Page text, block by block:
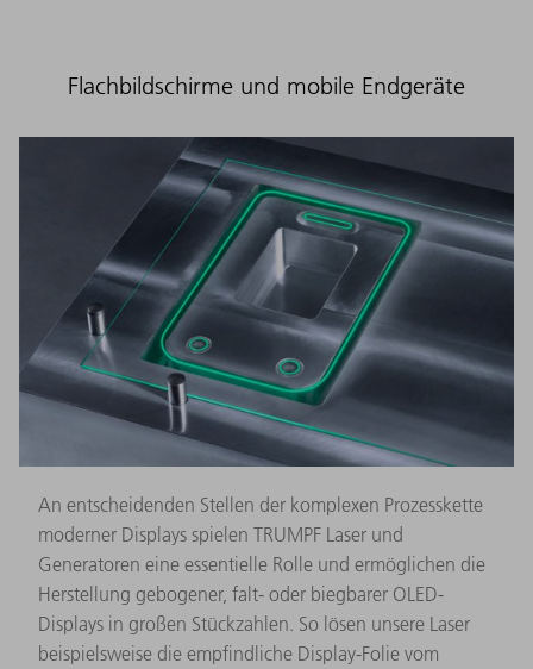
Flachbildschirme und mobile Endgeräte
An entscheidenden Stellen der komplexen Prozesskette
moderner Displays spielen TRUMPF Laser und
Generatoren eine essentielle Rolle und ermöglichen die
Herstellung gebogener, falt- oder biegbarer OLED-
Displays in großen Stückzahlen. So lösen unsere Laser
beispielsweise die empfindliche Display-Folie vom